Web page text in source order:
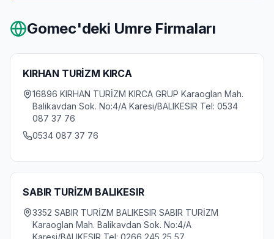
Gomec'deki Umre Firmaları
KIRHAN TURİZM KIRCA
16896 KIRHAN TURİZM KIRCA GRUP Karaoglan Mah.
Balikavdan Sok. No:4/A Karesi/BALIKESIR Tel: 0534
087 37 76
0534 087 37 76
SABIR TURİZM BALIKESIR
3352 SABIR TURİZM BALIKESIR SABIR TURİZM
Karaoglan Mah. Balikavdan Sok. No:4/A
Karesi/BALIKESIR Tel: 0266 245 25 57